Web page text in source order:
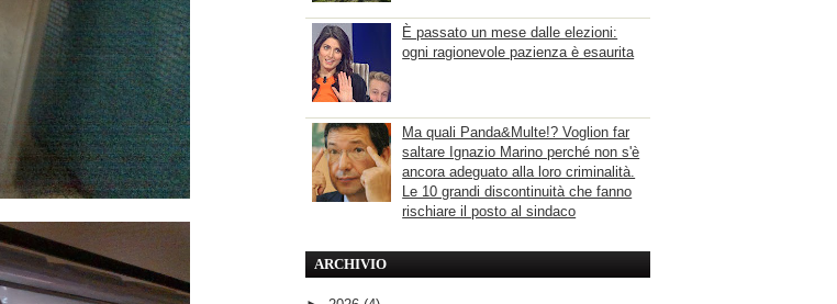
È passato un mese dalle elezioni:
ogni ragionevole pazienza è esaurita
Ma quali Panda&Multe!? Voglion far
saltare Ignazio Marino perché non s'è
ancora adeguato alla loro criminalità.
Le 10 grandi discontinuità che fanno
rischiare il posto al sindaco
ARCHIVIO